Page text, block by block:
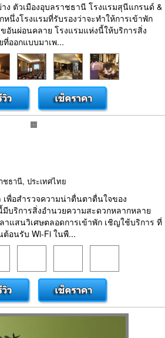
ง ตัวเมืองอุบลราชธานี โรงแรมสุนีแกรนด์ &
นึ่งโรงแรมที่รับรองว่าจะทำให้การเข้าพัก
อันผ่อนคลาย โรงแรมแห่งนี้ให้บริการสิ่ง
ออกแบบมาเพ...
ชธานี, ประเทศไทย
เพื่อสำรวจความน่าตื่นตาตื่นใจของ
บริการสิ่งอำนวยความสะดวกหลากหลาย
แสนวิเศษตลอดการเข้าพัก เชิญใช้บริการ ที่
อนรับ Wi-Fi ในพื...